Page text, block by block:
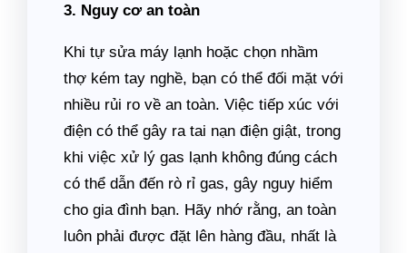
3. Nguy cơ an toàn
Khi tự sửa máy lạnh hoặc chọn nhầm
thợ kém tay nghề, bạn có thể đối mặt với
nhiều rủi ro về an toàn. Việc tiếp xúc với
điện có thể gây ra tai nạn điện giật, trong
khi việc xử lý gas lạnh không đúng cách
có thể dẫn đến rò rỉ gas, gây nguy hiểm
cho gia đình bạn. Hãy nhớ rằng, an toàn
luôn phải được đặt lên hàng đầu, nhất là